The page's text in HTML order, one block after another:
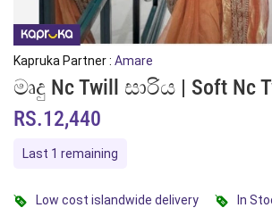
Kapruka Partner : Amare
මෘදු Nc Twill සාරිය | Soft Nc
RS.12,440
Last 1 remaining
Low cost islandwide delivery
In